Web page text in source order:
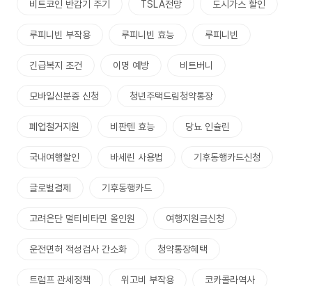
비트코인 반감기 주기 TSLA전망 도시가스 할인
루피니빈 부작용 루피니빈 효능 루피니빈
긴급복지 조건 이명 예방 비트버니
모바일신분증 신청 청년주택드림청약통장
폐업철거지원 비판텐 효능 당뇨 인슐린
국내여행할인 바세린 사용법 기후동행카드신청
글로벌결제 기후동행카드
고려은단 멀티비타민 올인원 여행지원금신청
운전면허 적성검사 간소화 청약통장혜택
트럼프 관세정책 위고비 부작용 코카콜라역사